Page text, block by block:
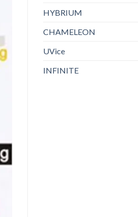
HYBRIUM
CHAMELEON
UVice
INFINITE